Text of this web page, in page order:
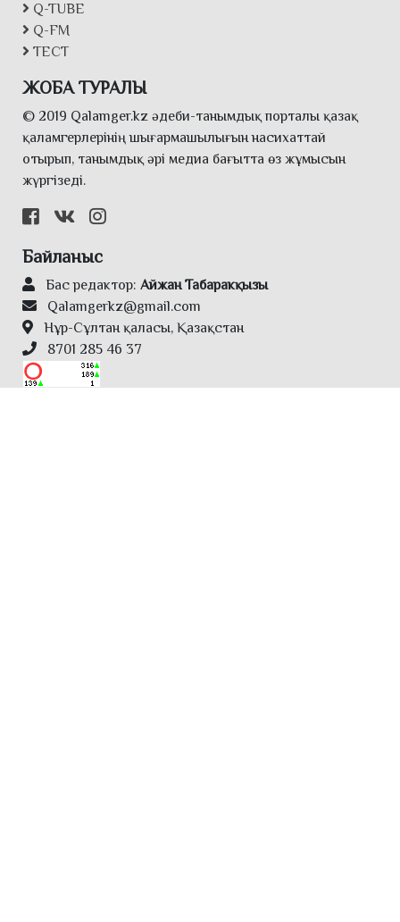
Q-TUBE
Q-FM
ТЕСТ
ЖОБА ТУРАЛЫ
© 2019 Qalamger.kz әдеби-танымдық порталы қазақ
қаламгерлерінің шығармашылығын насихаттай
отырып, танымдық әрі медиа бағытта өз жұмысын
жүргізеді.
Байланыс
Бас редактор: Айжан Табаракқызы
Qalamgerkz@gmail.com
Нұр-Сұлтан қаласы, Қазақстан
8701 285 46 37